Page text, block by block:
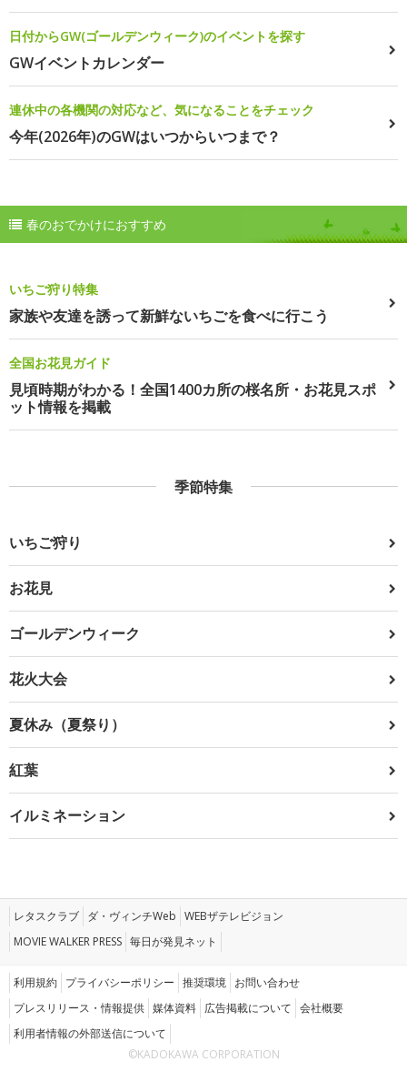
日付からGW(ゴールデンウィーク)のイベントを探す
GWイベントカレンダー
連休中の各機関の対応など、気になることをチェック
今年(2026年)のGWはいつからいつまで？
春のおでかけにおすすめ
いちご狩り特集
家族や友達を誘って新鮮ないちごを食べに行こう
全国お花見ガイド
見頃時期がわかる！全国1400カ所の桜名所・お花見スポ
ット情報を掲載
季節特集
いちご狩り
お花見
ゴールデンウィーク
花火大会
夏休み（夏祭り）
紅葉
イルミネーション
レタスクラブ ダ・ヴィンチWeb WEBザテレビジョン
MOVIE WALKER PRESS 毎日が発見ネット
利用規約 プライバシーポリシー 推奨環境 お問い合わせ
プレスリリース・情報提供 媒体資料 広告掲載について 会社概要
利用者情報の外部送信について
©KADOKAWA CORPORATION